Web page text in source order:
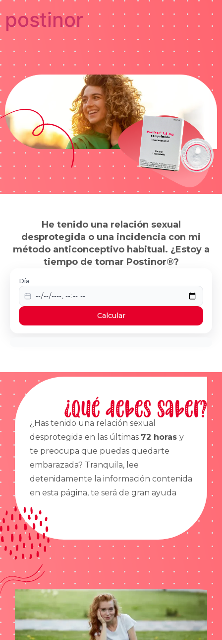
postinor
He tenido una relación sexual
desprotegida o una incidencia con mi
método anticonceptivo habitual. ¿Estoy a
tiempo de tomar Postinor®?
Día
Calcular
¿Qué debes saber?
¿Has tenido una relación sexual
desprotegida en las últimas 72 horas y
te preocupa que puedas quedarte
embarazada? Tranquila, lee
detenidamente la información contenida
en esta página, te será de gran ayuda